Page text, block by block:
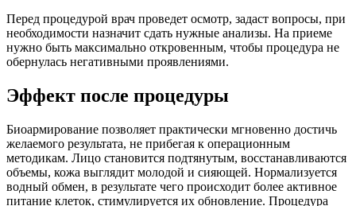
Перед процедурой врач проведет осмотр, задаст вопросы, при
необходимости назначит сдать нужные анализы. На приеме
нужно быть максимально откровенным, чтобы процедура не
обернулась негативными проявлениями.
Эффект после процедуры
Биоармирование позволяет практически мгновенно достичь
желаемого результата, не прибегая к операционным
методикам. Лицо становится подтянутым, восстанавливаются
объемы, кожа выглядит молодой и сияющей. Нормализуется
водный обмен, в результате чего происходит более активное
питание клеток, стимулируется их обновление. Процедура